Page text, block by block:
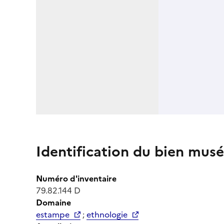
Identification du bien
Numéro d'inventaire
79.82.144 D
Domaine
estampe
;ethnologie